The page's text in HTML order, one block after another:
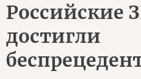
Российские
достигли